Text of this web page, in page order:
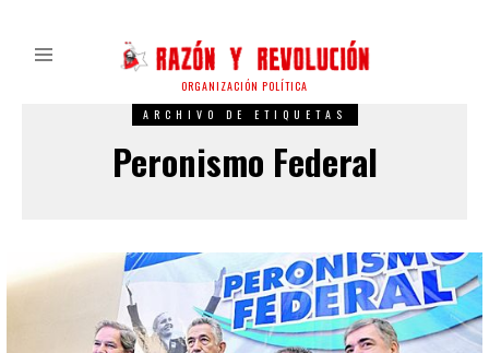
ORGANIZACIÓN POLÍTICA
ARCHIVO DE ETIQUETAS
Peronismo Federal